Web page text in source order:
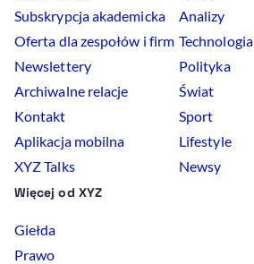
Subskrypcja akademicka
Oferta dla zespołów i firm
Newslettery
Archiwalne relacje
Kontakt
Aplikacja mobilna
XYZ Talks
Analizy
Technologia
Polityka
Świat
Sport
Lifestyle
Newsy
Więcej od XYZ
Giełda
Prawo